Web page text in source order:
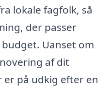
lokale fagfolk, så
der passer
Uanset om
af dit
er på udkig efter en